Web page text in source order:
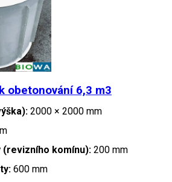
obetonování 6,3 m3
2000 × 2000 mm
(revizního komínu): 200 mm
600 mm